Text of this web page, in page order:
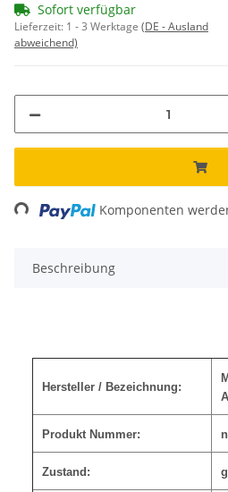
Sofort verfügbar
Lieferzeit: 1 - 3 Werktage (DE - Ausland
abweichend)
Komponenten
Beschreibung
Hersteller / Bezeichnung:
Produkt Nummer:
Zustand: